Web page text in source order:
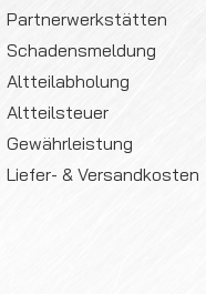
Partnerwerkstätten
Schadensmeldung
Altteilabholung
Altteilsteuer
Gewährleistung
Liefer- & Versandkosten